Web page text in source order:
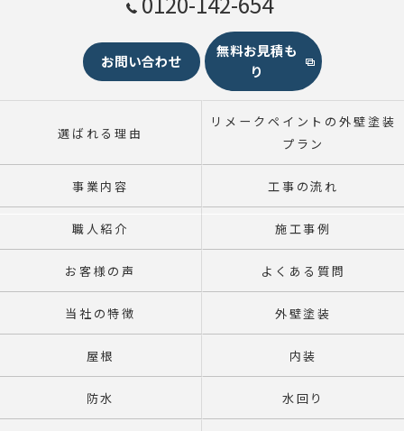
お問い合わせ
無料お見積も
り
選ばれる理由
リメークペイントの外壁塗装
プラン
事業内容 工事の流れ
職人紹介 施工事例
お客様の声 よくある質問
当社の特徴 外壁塗装
屋根 内装
防水 水回り